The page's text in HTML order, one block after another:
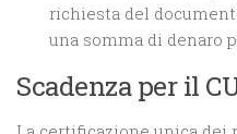
richiesta del
una somma di denaro
Scadenza per il